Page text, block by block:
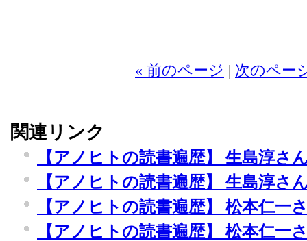
« 前のページ | 次のペー
関連リンク
【アノヒトの読書遍歴】 生島淳さ
【アノヒトの読書遍歴】 生島淳さ
【アノヒトの読書遍歴】 松本仁一
【アノヒトの読書遍歴】 松本仁一